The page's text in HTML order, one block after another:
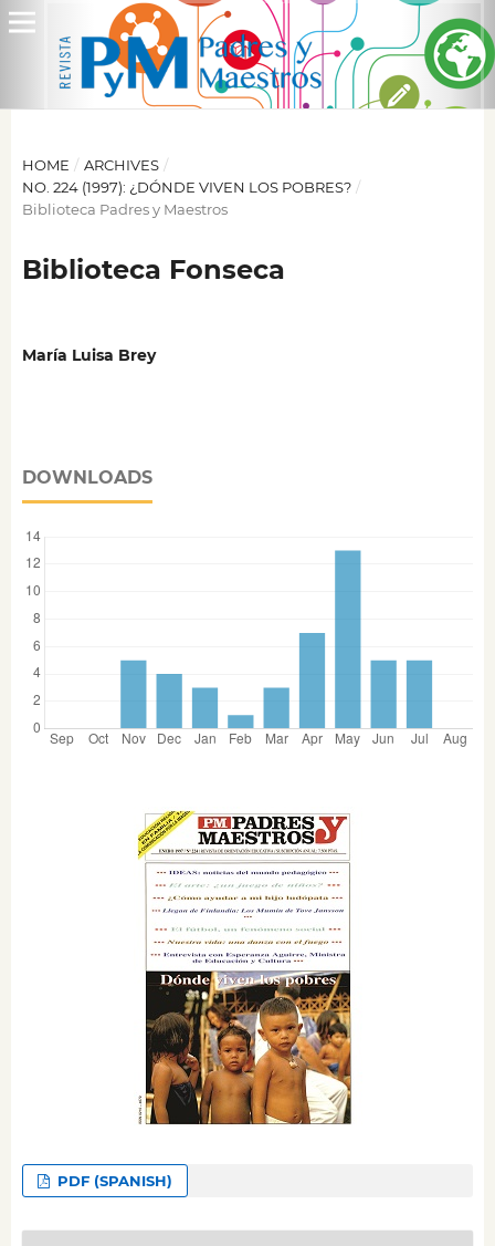
HOME / ARCHIVES /
NO. 224 (1997): ¿DÓNDE VIVEN LOS POBRES? /
Biblioteca Padres y Maestros
Biblioteca Fonseca
María Luisa Brey
DOWNLOADS
PDF (SPANISH)